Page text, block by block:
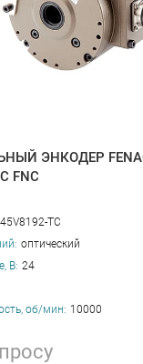
ЭНКОДЕР
FNC
TC
оптический
В: 24
об/мин: 10000